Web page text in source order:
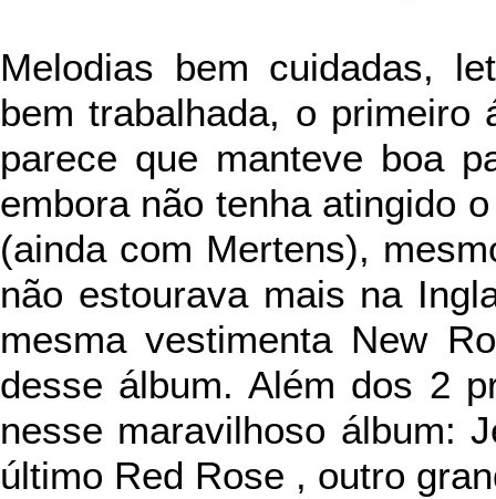
Melodias bem cuidadas,
bem trabalhada, o primeiro
parece que manteve boa
embora não tenha atingido
(ainda com Mertens),
não estourava mais na
mesma vestimenta New
desse álbum. Além dos 2
nesse maravilhoso álbum:
último Red Rose , outro